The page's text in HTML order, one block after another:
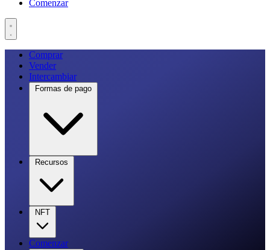
Comenzar
Comprar
Vender
Intercambiar
Formas de pago
Recursos
NFT
Comenzar